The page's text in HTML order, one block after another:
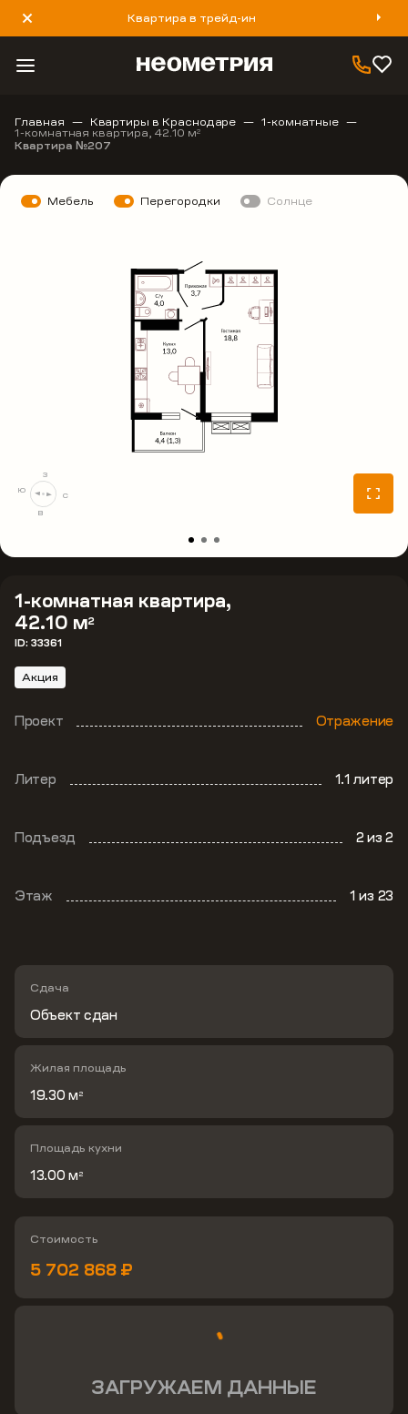
Квартира в трейд-ин
8 800 777 40 93
Главная Квартиры в Краснодаре 1-комнатные
1-комнатная квартира, 42.10 м2
Квартира №207
1-комнатная квартира,
42.10 м2
ID: 33361
Акция
Проект Отражение
Литер 1.1 литер
Подъезд 2из 2
Этаж 1из 23
Сдача
Объект сдан
Жилая площадь
19.30 м 2
Площадь кухни
13.00 м 2
Стоимость
5 702 868 ₽
ЗАГРУЖАЕМ ДАННЫЕ
Мебель Перегородки Солнце
С
В
Ю
З